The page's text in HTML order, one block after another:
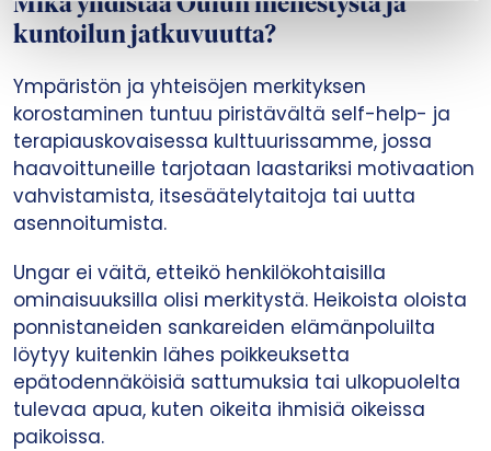
Mikä yhdistää Oulun menestystä ja
kuntoilun jatkuvuutta?
Ympäristön ja yhteisöjen merkityksen
korostaminen tuntuu piristävältä self-help- ja
terapiauskovaisessa kulttuurissamme, jossa
haavoittuneille tarjotaan laastariksi motivaation
vahvistamista, itsesäätelytaitoja tai uutta
asennoitumista.
Ungar ei väitä, etteikö henkilökohtaisilla
ominaisuuksilla olisi merkitystä. Heikoista oloista
ponnistaneiden sankareiden elämänpoluilta
löytyy kuitenkin lähes poikkeuksetta
epätodennäköisiä sattumuksia tai ulkopuolelta
tulevaa apua, kuten oikeita ihmisiä oikeissa
paikoissa.